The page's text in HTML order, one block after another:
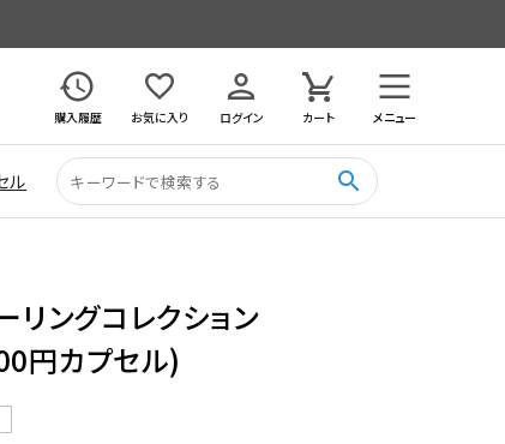
購入履歴
お気に入り ログイン カート メニュー
ル search
ングコレクション
円カプセル)